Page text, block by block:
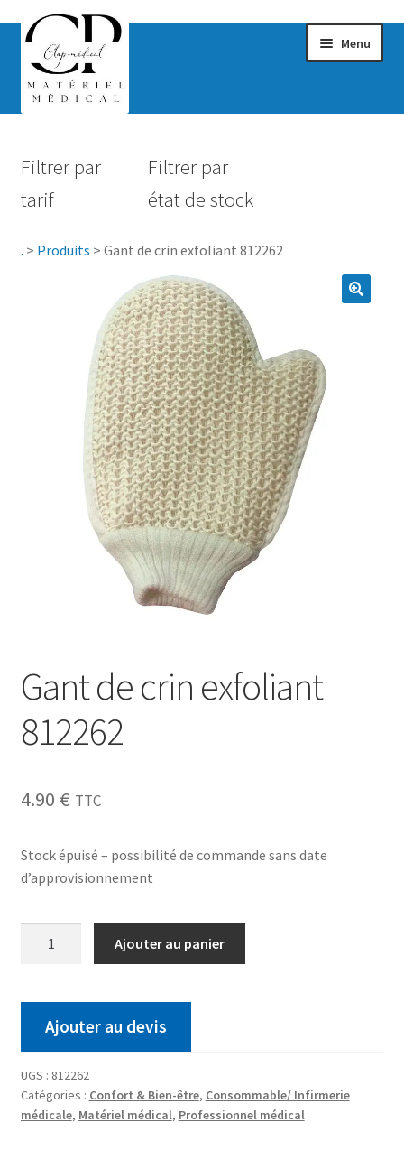
Menu
Hygiène
Accessoires Salle de bain
Vêtements & Chaussures
Filtrer par
tarif
Filtrer par
état de stock
. > Produits > Gant de crin exfoliant 812262
Gant de crin exfoliant
812262
4.90 € TTC
Stock épuisé – possibilité de commande sans date
d’approvisionnement
Ajouter au panier
Ajouter au devis
UGS : 812262
Catégories : Confort & Bien-être, Consommable/ Infirmerie
médicale, Matériel médical, Professionnel médical